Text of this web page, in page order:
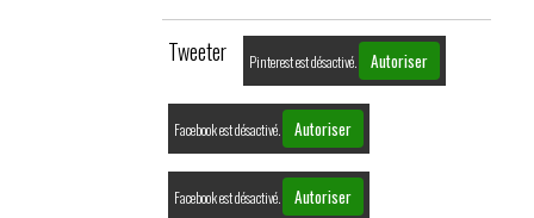
Tweeter Pinterest est désactivé. Autoriser
Facebook est désactivé. Autoriser
Facebook est désactivé. Autoriser